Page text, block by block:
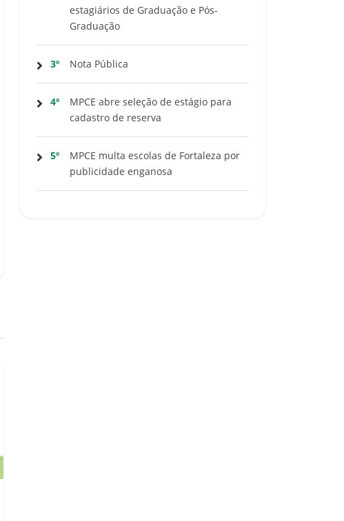
estagiários de Graduação e Pós-
Graduação
3º Nota Pública
4º
MPCE abre seleção de estágio para
cadastro de reserva
5º
MPCE multa escolas de Fortaleza por
publicidade enganosa